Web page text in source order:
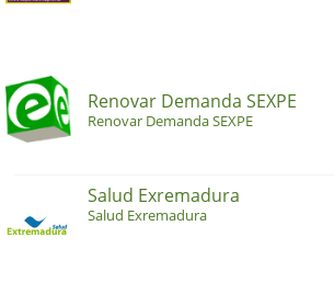
Renovar Demanda SEXPE
Renovar Demanda SEXPE
Salud Exremadura
Salud Exremadura